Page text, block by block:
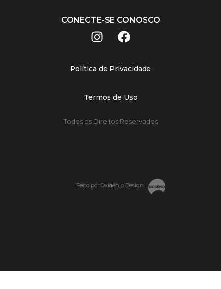
CONECTE-SE CONOSCO
Política de Privacidade
Termos de Uso
Todos os Direitos Reservados
Feito por Oxigênio Design